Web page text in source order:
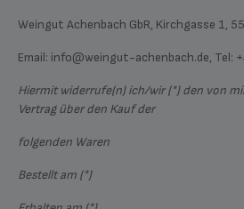
Weingut Achenbach GbR, Kirchgasse 1,
Email: info@weingut-achenbach.de, Tel:
Hiermit widerrufe(n) ich/wir (*) den von
Vertrag über den Kauf der
folgenden Waren
Bestellt am (*)